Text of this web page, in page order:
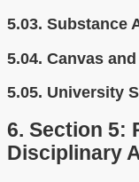
5.03. Substance
5.04. Canvas
5.05. University
6. Section 5:
Disciplinary